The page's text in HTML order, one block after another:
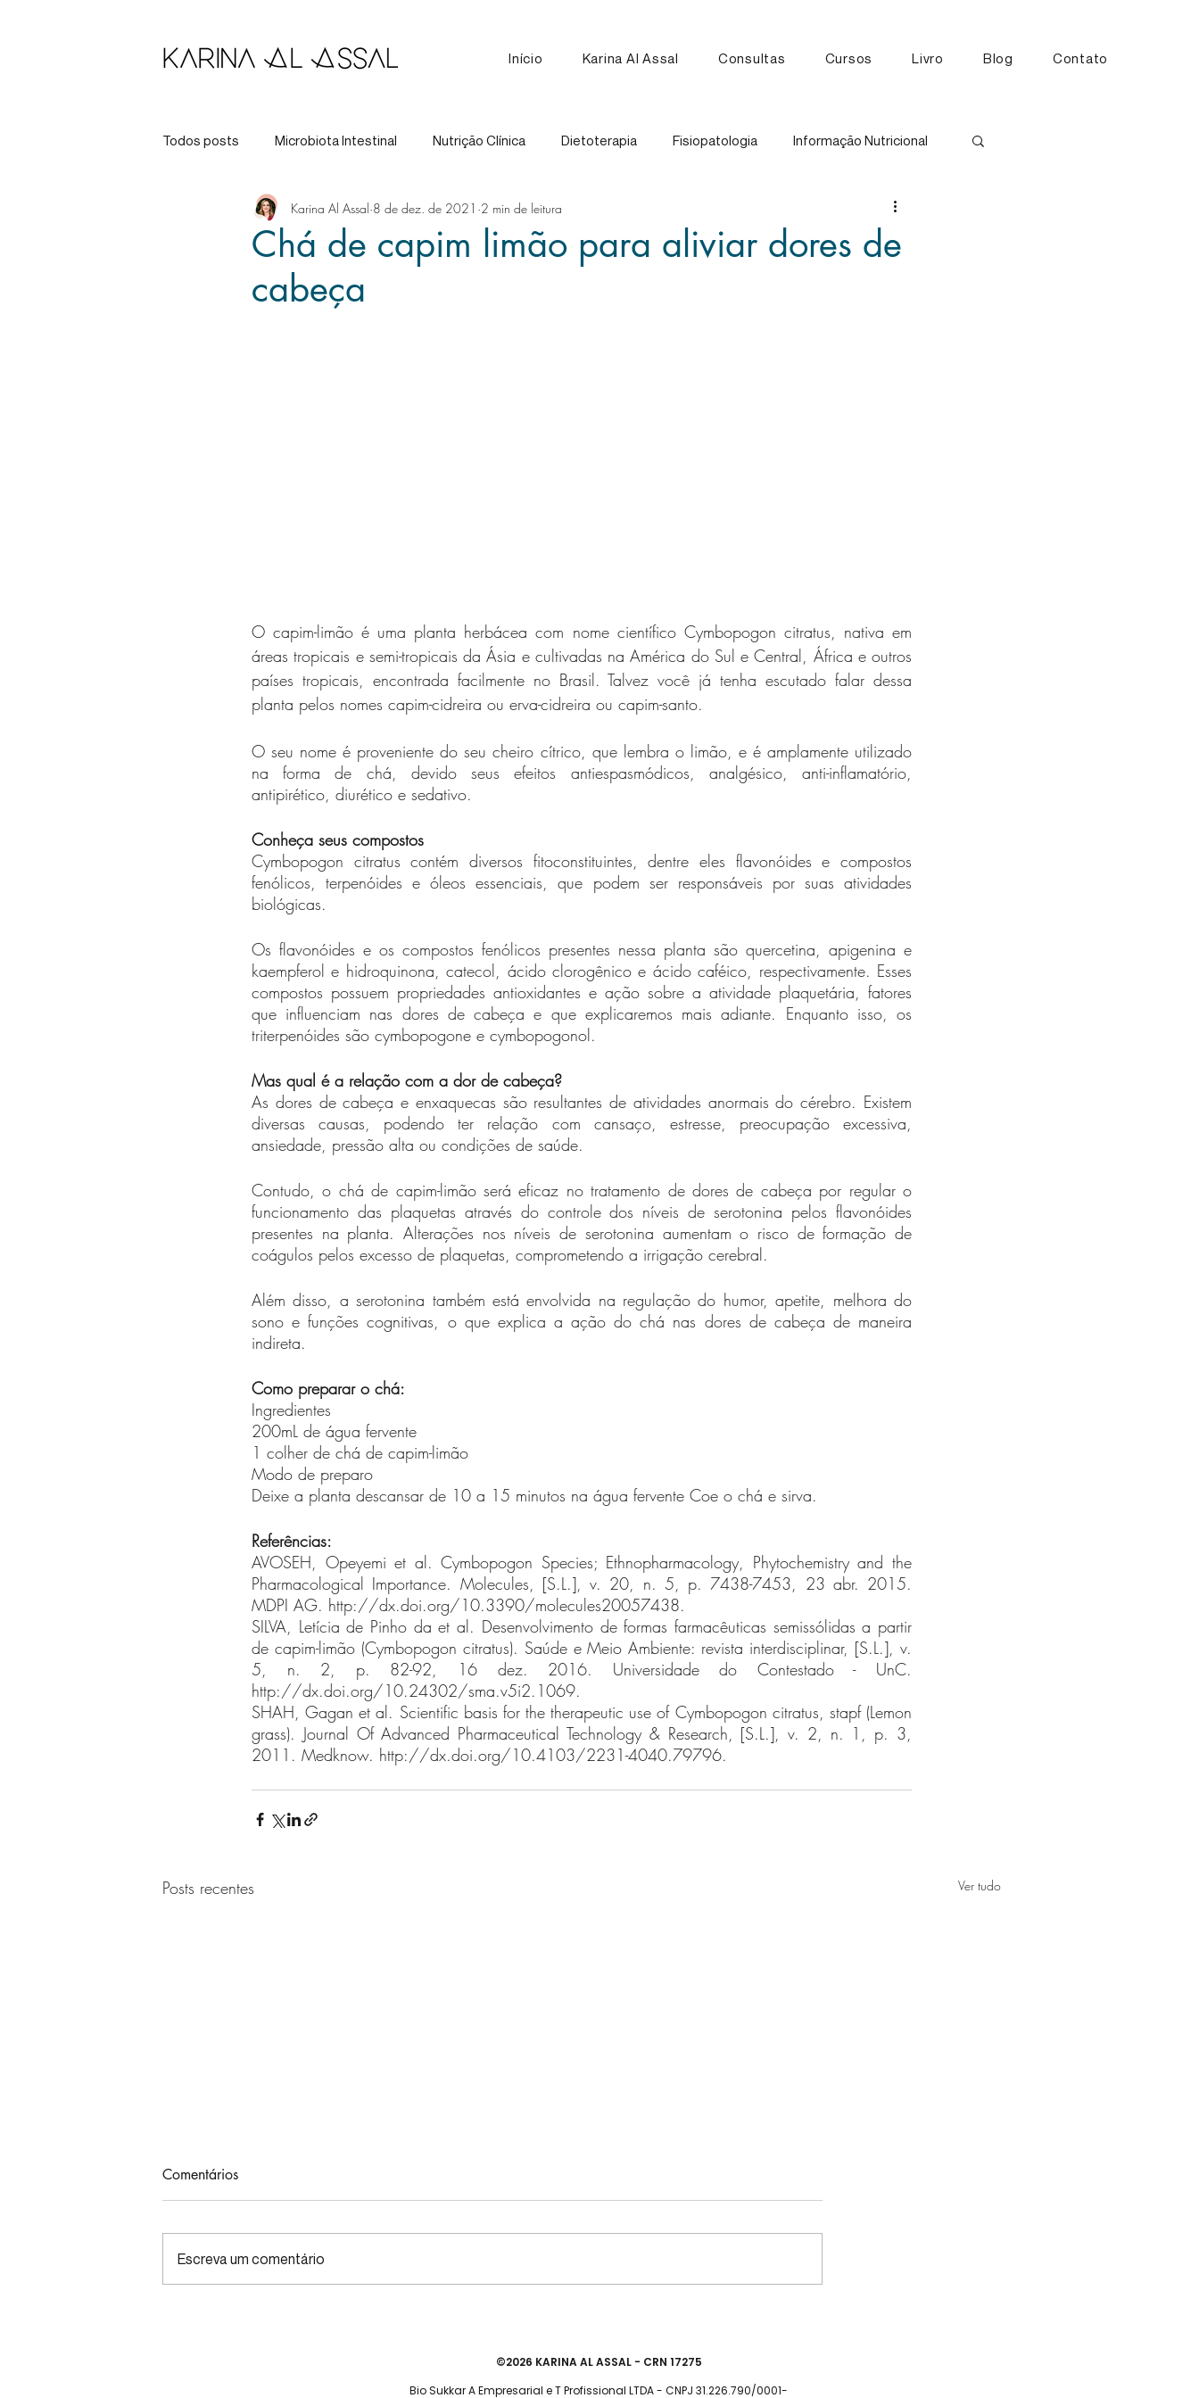
Início Karina Al Assal Consultas Cursos Livro Blog Contato
Todos posts Microbiota Intestinal Nutrição Clínica Dietoterapia Fisiopatologia Informação Nutricional
Longevidade Tratamento Nutrição Esportiva
Chá de capim limão para aliviar dores de
cabeça
Karina Al Assal 8 de dez. de 2021 2 min de leitura
O capim-limão é uma planta herbácea com nome científico Cymbopogon citratus, nativa em
áreas tropicais e semi-tropicais da Ásia e cultivadas na América do Sul e Central, África e outros
países tropicais, encontrada facilmente no Brasil. Talvez você já tenha escutado falar dessa
planta pelos nomes capim-cidreira ou erva-cidreira ou capim-santo.
O seu nome é proveniente do seu cheiro cítrico, que lembra o limão, e é amplamente utilizado
na forma de chá, devido seus efeitos antiespasmódicos, analgésico, anti-inflamatório,
antipirético, diurético e sedativo.
Conheça seus compostos
Cymbopogon citratus contém diversos fitoconstituintes, dentre eles flavonóides e compostos
fenólicos, terpenóides e óleos essenciais, que podem ser responsáveis por suas atividades
biológicas.
Os flavonóides e os compostos fenólicos presentes nessa planta são quercetina, apigenina e
kaempferol e hidroquinona, catecol, ácido clorogênico e ácido caféico, respectivamente. Esses
compostos possuem propriedades antioxidantes e ação sobre a atividade plaquetária, fatores
que influenciam nas dores de cabeça e que explicaremos mais adiante. Enquanto isso, os
triterpenóides são cymbopogone e cymbopogonol.
Mas qual é a relação com a dor de cabeça?
As dores de cabeça e enxaquecas são resultantes de atividades anormais do cérebro. Existem
diversas causas, podendo ter relação com cansaço, estresse, preocupação excessiva,
ansiedade, pressão alta ou condições de saúde.
Contudo, o chá de capim-limão será eficaz no tratamento de dores de cabeça por regular o
funcionamento das plaquetas através do controle dos níveis de serotonina pelos flavonóides
presentes na planta. Alterações nos níveis de serotonina aumentam o risco de formação de
coágulos pelos excesso de plaquetas, comprometendo a irrigação cerebral.
Além disso, a serotonina também está envolvida na regulação do humor, apetite, melhora do
sono e funções cognitivas, o que explica a ação do chá nas dores de cabeça de maneira
indireta.
Como preparar o chá:
Ingredientes
200mL de água fervente
1 colher de chá de capim-limão
Modo de preparo
Deixe a planta descansar de 10 a 15 minutos na água fervente Coe o chá e sirva.
Referências:
AVOSEH, Opeyemi et al. Cymbopogon Species; Ethnopharmacology, Phytochemistry and the
Pharmacological Importance. Molecules, [S.L.], v. 20, n. 5, p. 7438-7453, 23 abr. 2015.
MDPI AG. http://dx.doi.org/10.3390/molecules20057438.
SILVA, Letícia de Pinho da et al. Desenvolvimento de formas farmacêuticas semissólidas a partir
de capim-limão (Cymbopogon citratus). Saúde e Meio Ambiente: revista interdisciplinar, [S.L.], v.
5, n. 2, p. 82-92, 16 dez. 2016. Universidade do Contestado - UnC.
http://dx.doi.org/10.24302/sma.v5i2.1069.
SHAH, Gagan et al. Scientific basis for the therapeutic use of Cymbopogon citratus, stapf (Lemon
grass). Journal Of Advanced Pharmaceutical Technology & Research, [S.L.], v. 2, n. 1, p. 3,
2011. Medknow. http://dx.doi.org/10.4103/2231-4040.79796.
Posts recentes Ver tudo
tolerância à lactos
Comentários
Escreva um comentário
©2026 KARINA AL ASSAL - CRN 17275
Bio Sukkar A Empresarial e T Profissional LTDA - CNPJ 31.226.790/0001-